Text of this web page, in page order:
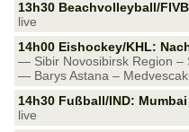
13h30 Beachvolleyball/
live
14h00 Eishockey/KHL:
— Sibir Novosibirsk Region –
— Barys Astana –
14h30 Fußball/IND:
live